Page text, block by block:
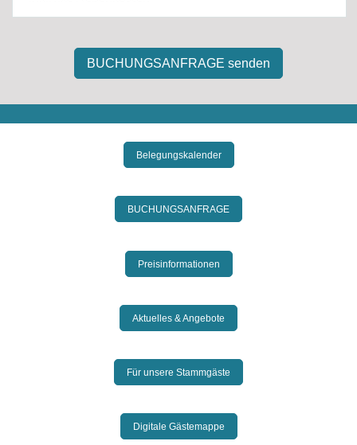
BUCHUNGSANFRAGE senden
Belegungskalender
BUCHUNGSANFRAGE
Preisinformationen
Aktuelles & Angebote
Für unsere Stammgäste
Digitale Gästemappe